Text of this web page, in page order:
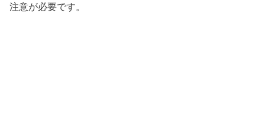
注意が必要です。